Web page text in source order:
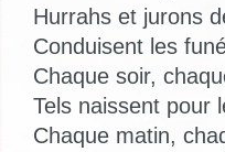
Hurrahs et jurons
Conduisent les
Chaque soir,
Tels naissent pour
Chaque matin,